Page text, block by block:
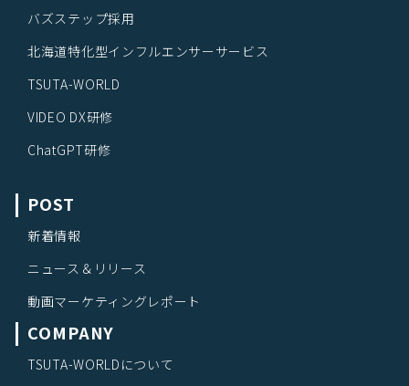
バズステップ採用
北海道特化型インフルエンサーサービス
TSUTA-WORLD
VIDEO DX研修
ChatGPT研修
POST
新着情報
ニュース＆リリース
動画マーケティングレポート
COMPANY
TSUTA-WORLDについて